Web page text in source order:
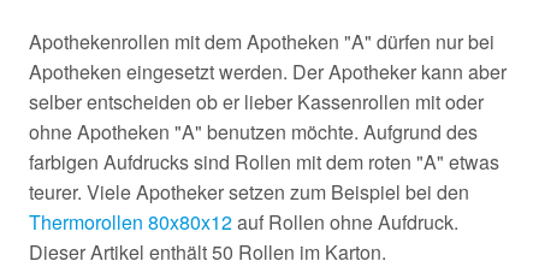
Apothekenrollen mit dem Apotheken "A" dürfen nur bei
Apotheken eingesetzt werden. Der Apotheker kann aber
selber entscheiden ob er lieber Kassenrollen mit oder
ohne Apotheken "A" benutzen möchte. Aufgrund des
farbigen Aufdrucks sind Rollen mit dem roten "A" etwas
teurer. Viele Apotheker setzen zum Beispiel bei den
Thermorollen 80x80x12auf Rollen ohne Aufdruck.
Dieser Artikel enthält 50 Rollen im Karton.